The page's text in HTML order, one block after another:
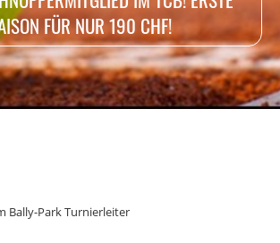
FÜR NUR 190 CHF!
Bally-Park Turnierleiter